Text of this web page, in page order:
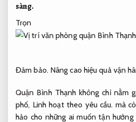
sàng.
Trọn
Đảm bảo. Nâng cao hiệu quả vận
Quận Bình Thạnh không chỉ nằm
phố, Linh hoạt theo yêu cầu. mà
hảo cho những ai muốn tận